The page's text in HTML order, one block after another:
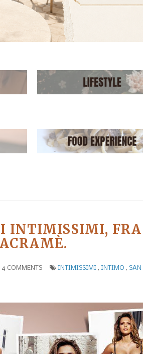
INTIMISSIMI, FRA
4 COMMENTS INTIMISSIMI , INTIMO ,